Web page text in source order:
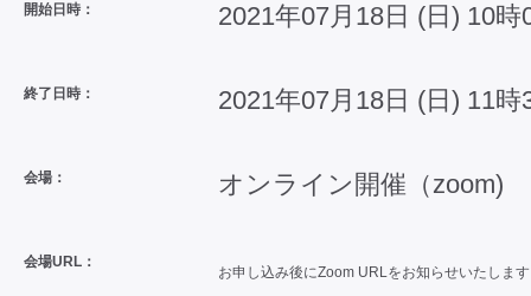
開始日時： 2021年07月18日 (日) 10時
終了日時： 2021年07月18日 (日) 11時
会場： オンライン開催（zoom)
会場URL：
お申し込み後にZoom URLをお知らせいたしま